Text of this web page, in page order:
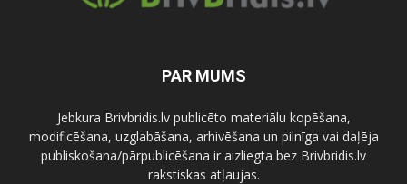
PAR MUMS
Jebkura Brivbridis.lv publicēto materiālu kopēšana,
modificēšana, uzglabāšana, arhivēšana un pilnīga vai daļēja
publiskošana/pārpublicēšana ir aizliegta bez Brivbridis.lv
rakstiskas atļaujas.